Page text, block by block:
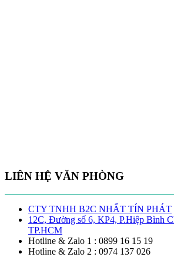
LIÊN HỆ VĂN PHÒNG
CTY TNHH B2C NHẤT TÍN PHÁT
12C, Đường số 6, KP4, P.Hiệp Bình
TP.HCM
Hotline & Zalo 1 : 0899 16 15 19
Hotline & Zalo 2 : 0974 137 026